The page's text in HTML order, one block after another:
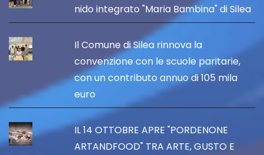
nido integrato "Maria Bambina" di Silea
Il Comune di Silea rinnova la
convenzione con le scuole paritarie,
con un contributo annuo di 105 mila
euro
IL 14 OTTOBRE APRE "PORDENONE
ARTANDFOOD" TRA ARTE, GUSTO E